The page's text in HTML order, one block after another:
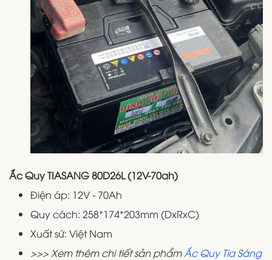
Ắc Quy TIASANG 80D26L (12V-70ah)
Điện áp: 12V - 70Ah
Quy cách: 258*174*203mm (DxRxC)
Xuất sứ: Việt Nam
>>> Xem thêm chi tiết sản phẩmẮc Quy Tia Sáng